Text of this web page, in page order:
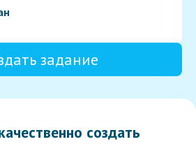
задание
создать